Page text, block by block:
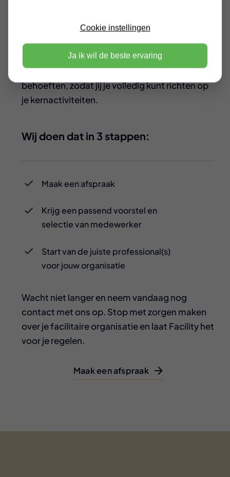
Ontdek bij Facility het belang van
gekwalificeerde Facilitair coördinator op de
juiste plek. Wij regelen al jouw facilitaire
behoeften, zodat jij je volledig kunt richten op
je kernactiviteiten.
Wij doen dat in 3 stappen:
Maak een afspraak
Krijg een passend voorstel en
selectie van medewerker
Start van de juiste professional(s)
voor jouw organisatie
Wacht niet langer en neem vandaag nog
contact met ons op. Stop met zorgen maken
over je facilitaire organisatie en laat Facility het
voor je regelen.
Maak een afspraak
Cookie instellingen
Ja ik wil de beste ervaring